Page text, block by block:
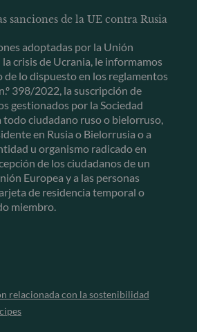
sanciones de la UE contra Rusia
adoptadas por la Unión
crisis de Ucrania, le informamos
de lo dispuesto en los reglamentos
398/2022, la suscripción de
gestionados por la Sociedad
ciudadano ruso o bielorruso,
en Rusia o Bielorrusia o a
u organismo radicado en
de los ciudadanos de un
Europea y a las personas
de residencia temporal o
miembro.
relacionada con la sostenibilidad